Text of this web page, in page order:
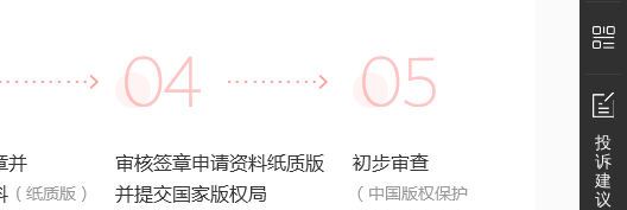
投
诉
建
议